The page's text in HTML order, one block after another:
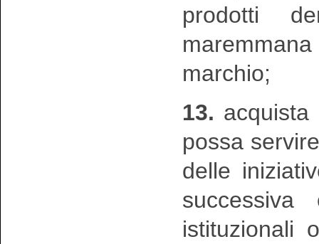
prodotti
marchio;
13.
possa
delle
istituzionali